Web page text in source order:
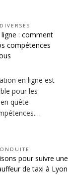
: comment
compétences
en ligne est
pour les
quête
pour suivre une
de taxi à Lyon